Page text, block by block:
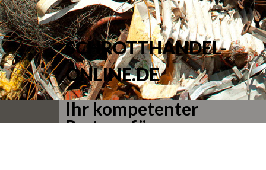
SCHROTTHANDEL-
ONLINE.DE
Ihr kompetenter
Partner für